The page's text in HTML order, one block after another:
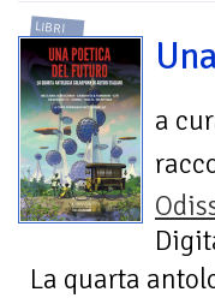
LIBRI
a
La quarta